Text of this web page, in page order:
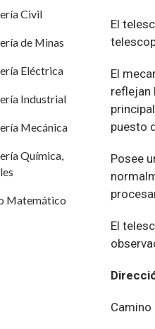
Civil
de Minas
Eléctrica
Industrial
Mecánica
Química,
Matemático
El
El
reflejan
puesto
Posee
El
Camino